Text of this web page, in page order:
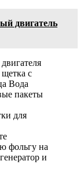
двигатель
с
Вода
пакеты
для
фольгу на
и